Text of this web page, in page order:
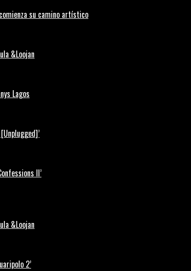
su camino artístico
&Loojan
Lagos
II’
&Loojan
2’